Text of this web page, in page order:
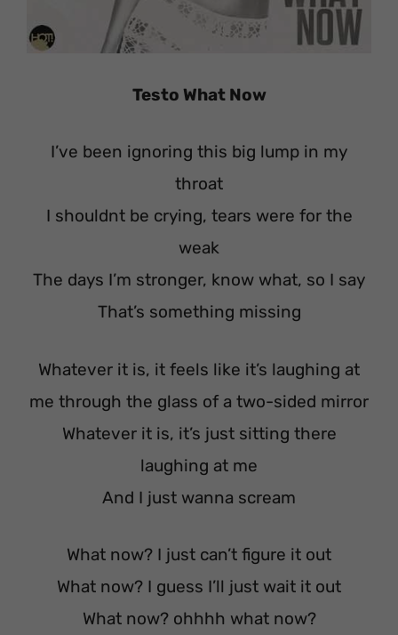
Testo What Now
I’ve been ignoring this big lump in my
throat
I shouldnt be crying, tears were for the
weak
The days I’m stronger, know what, so I say
That’s something missing
Whatever it is, it feels like it’s laughing at
me through the glass of a two-sided mirror
Whatever it is, it’s just sitting there
laughing at me
And I just wanna scream
What now? I just can’t figure it out
What now? I guess I’ll just wait it out
What now? ohhhh what now?